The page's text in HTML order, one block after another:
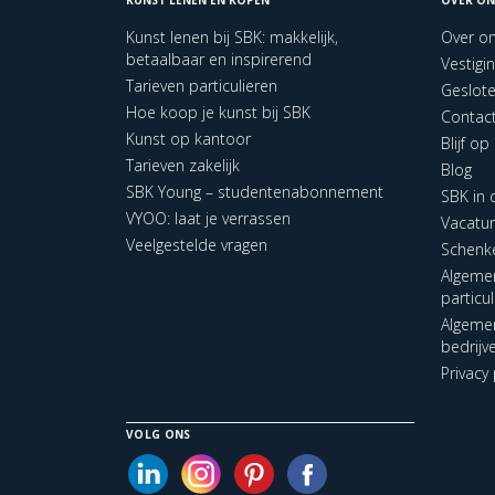
Kunst lenen bij SBK: makkelijk,
betaalbaar en inspirerend
Tarieven particulieren
Hoe koop je kunst bij SBK
Kunst op kantoor
Tarieven zakelijk
SBK Young – studentenabonnement
VYOO: laat je verrassen
Veelgestelde vragen
Over
Blijf op
Blog
SBK in
VOLG ONS